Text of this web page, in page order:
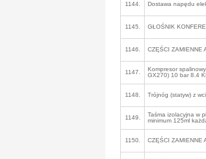
1144. Dostawa napędu
1145. GŁOŚNIK
1146. CZĘŚCI ZAMIENNE
1147.
Kompresor
GX270) 10 bar 8.4
1148. Trójnóg (statyw) z
1149.
Taśma izolacyjna w
minimum 125ml
1150. CZĘŚCI ZAMIENNE